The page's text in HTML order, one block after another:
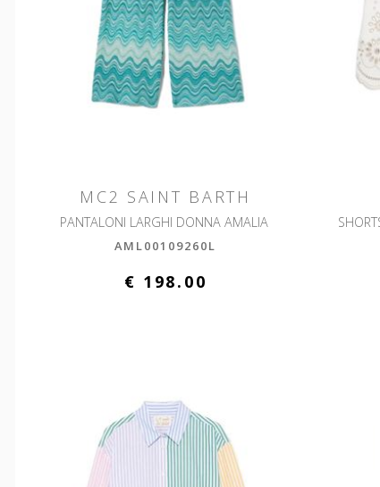
MC2 SAINT BARTH
PANTALONI LARGHI DONNA AMALIA
AML00109260L
€ 198.00